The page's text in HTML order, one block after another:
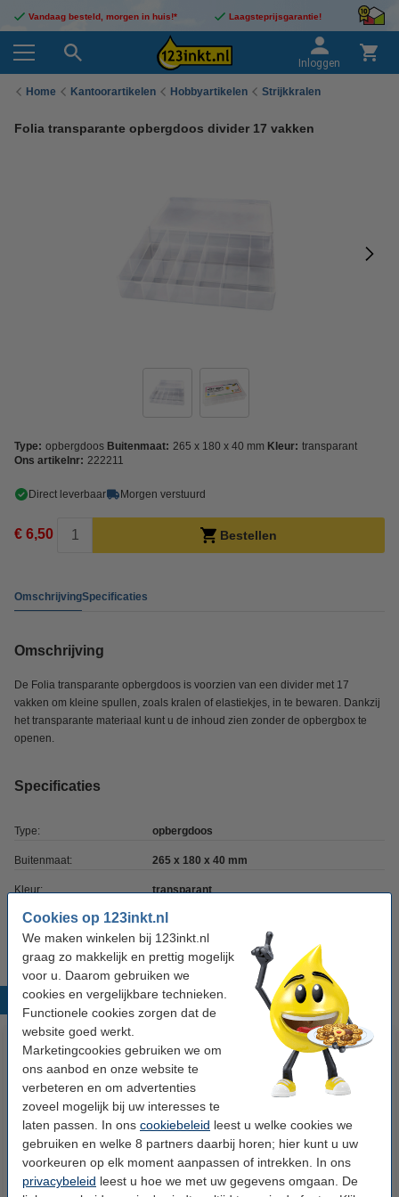
Cookies op 123inkt.nl
We maken winkelen bij 123inkt.nl
graag zo makkelijk en prettig mogelijk
voor u. Daarom gebruiken we
cookies en vergelijkbare technieken.
Functionele cookies zorgen dat de
website goed werkt.
Marketingcookies gebruiken we om
ons aanbod en onze website te
verbeteren en om advertenties
zoveel mogelijk bij uw interesses te
laten passen. In ons cookiebeleid leest u welke cookies we
gebruiken en welke 8 partners daarbij horen; hier kunt u uw
voorkeuren op elk moment aanpassen of intrekken. In ons
privacybeleid leest u hoe we met uw gegevens omgaan. De
Vandaag besteld, morgen in huis!* Laagsteprijsgarantie!
Inloggen
Home Kantoorartikelen Hobbyartikelen Strijkkralen
Folia transparante opbergdoos divider 17 vakken
Type: opbergdoos Buitenmaat: 265 x 180 x 40 mm Kleur: transparant
Ons artikelnr: 222211
Direct leverbaar Morgen verstuurd
€ 6,50 Bestellen
OmschrijvingSpecificaties
Omschrijving
De Folia transparante opbergdoos is voorzien van een divider met 17
vakken om kleine spullen, zoals kralen of elastiekjes, in te bewaren. Dankzij
het transparante materiaal kunt u de inhoud zien zonder de opbergbox te
openen.
Specificaties
Type: opbergdoos
Buitenmaat: 265 x 180 x 40 mm
Kleur: transparant
Ons artikelnr: 222211
Populaire producten
123inkt kopieerpapier 1 pak van
500 vel A4 - 80 grams FSC® Mix
Sunware Q-line transparante
opbergbox divider 16 vakken